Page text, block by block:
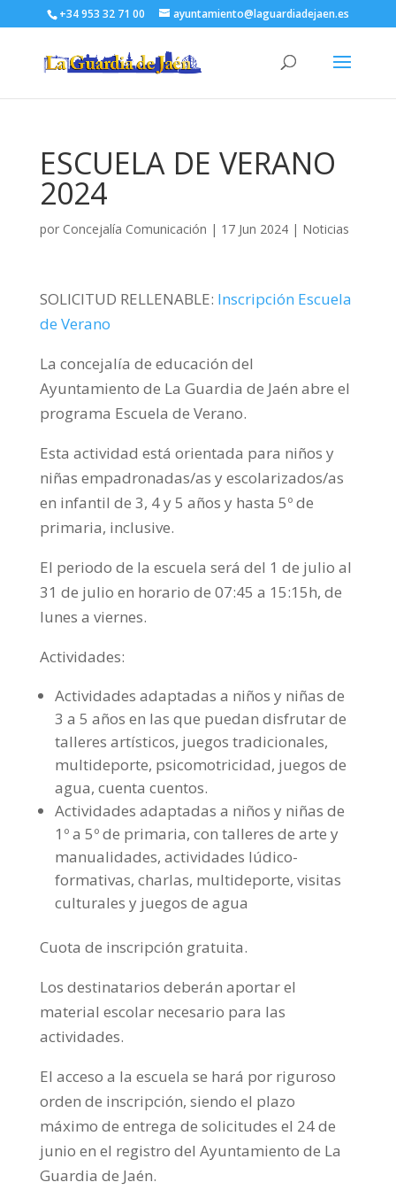
+34 953 32 71 00 ayuntamiento@laguardiadejaen.es
ESCUELA DE VERANO
2024
por Concejalía Comunicación | 17 Jun 2024| Noticias
SOLICITUD RELLENABLE: Inscripción Escuela
de Verano
La concejalía de educación del
Ayuntamiento de La Guardia de Jaén abre el
programa Escuela de Verano.
Esta actividad está orientada para niños y
niñas empadronadas/as y escolarizados/as
en infantil de 3, 4 y 5 años y hasta 5º de
primaria, inclusive.
El periodo de la escuela será del 1 de julio al
31 de julio en horario de 07:45 a 15:15h, de
lunes a viernes.
Actividades:
Actividades adaptadas a niños y niñas de
3 a 5 años en las que puedan disfrutar de
talleres artísticos, juegos tradicionales,
multideporte, psicomotricidad, juegos de
agua, cuenta cuentos.
Actividades adaptadas a niños y niñas de
1º a 5º de primaria, con talleres de arte y
manualidades, actividades lúdico-
formativas, charlas, multideporte, visitas
culturales y juegos de agua
Cuota de inscripción gratuita.
Los destinatarios deberán aportar el
material escolar necesario para las
actividades.
El acceso a la escuela se hará por riguroso
orden de inscripción, siendo el plazo
máximo de entrega de solicitudes el 24 de
junio en el registro del Ayuntamiento de La
Guardia de Jaén.